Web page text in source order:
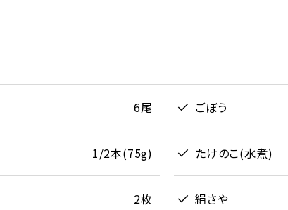
6尾 ごぼう
1/2本(75g) たけのこ(水煮)
2枚 絹さや